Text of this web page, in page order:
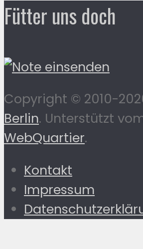
Fütter uns doch
Copyright © 2010-
Berlin. Unterstützt
WebQuartier.
Kontakt
Impressum